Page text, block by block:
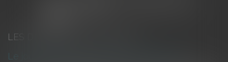
LES DERNIÈRES ACTUALITÉS
Le joug léger des monuments historiques